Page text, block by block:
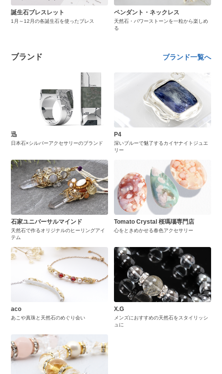
誕生石ブレスレット
1月～12月の各誕生石を使ったブレス
ペンダント・ネックレス
天然石・パワーストーンを一粒から楽しめ
る
ブランド ブランド一覧へ
迅
日本石×シルバーアクセサリーのブランド
P4
深いブルーで魅了するカイヤナイトジュエ
リー
石家ユニバーサルマインド
天然石で作るオリジナルのヒーリングアイ
テム
Tomato Crystal 桜瑪瑙専門店
心をときめかせる春色アクセサリー
aco
あこや真珠と天然石のめぐり会い
X.G
メンズにおすすめの天然石をスタイリッシ
ュに